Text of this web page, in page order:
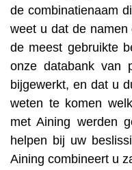
de combinatienaam
weet u dat de
de meest gebruikte
onze databank van
bijgewerkt, en dat u
weten te komen
met Aining werden
helpen bij uw
Aining combineert u